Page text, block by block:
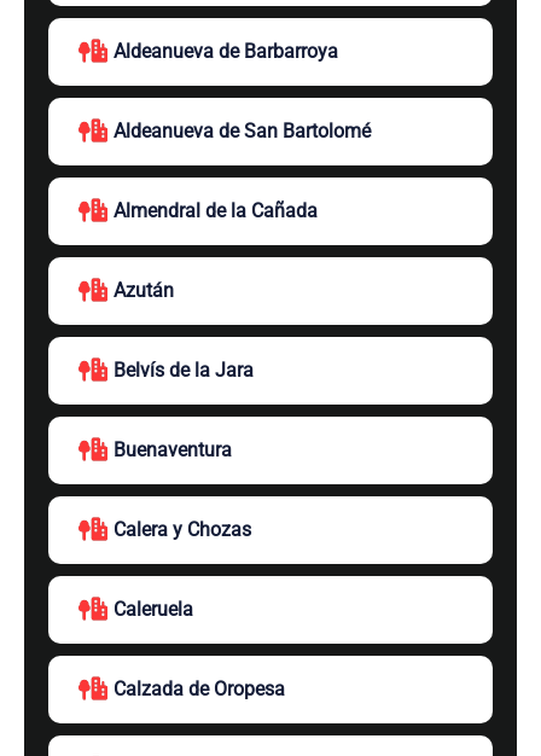
Aldeanueva de Barbarroya
Aldeanueva de San Bartolomé
Almendral de la Cañada
Azután
Belvís de la Jara
Buenaventura
Calera y Chozas
Caleruela
Calzada de Oropesa